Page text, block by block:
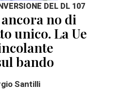
DEL DL 107
no di
unico. La Ue
bando
Santilli